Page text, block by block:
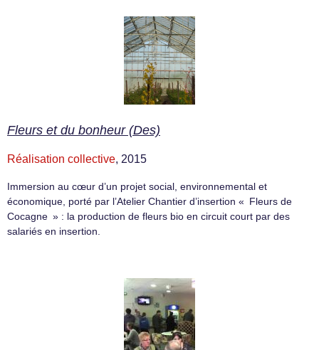
Fleurs et du bonheur (Des)
Réalisation collective, 2015
Immersion au cœur d’un projet social, environnemental et
économique, porté par l’Atelier Chantier d’insertion « Fleurs de
Cocagne » : la production de fleurs bio en circuit court par des
salariés en insertion.